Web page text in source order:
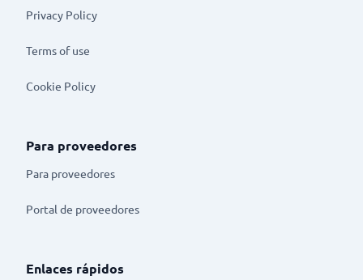
Privacy Policy
Terms of use
Cookie Policy
Para proveedores
Para proveedores
Portal de proveedores
Enlaces rápidos